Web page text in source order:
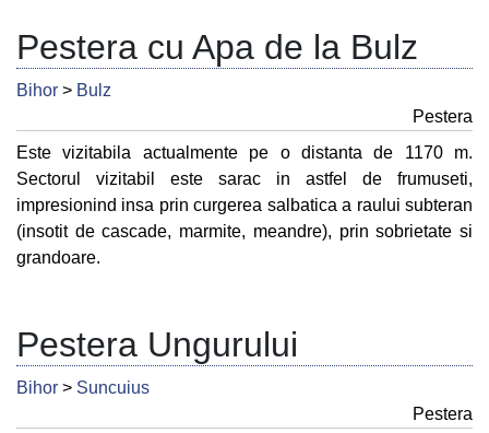
Pestera cu Apa de la Bulz
Bihor > Bulz
Pestera
Este vizitabila actualmente pe o distanta de 1170 m.
Sectorul vizitabil este sarac in astfel de frumuseti,
impresionind insa prin curgerea salbatica a raului subteran
(insotit de cascade, marmite, meandre), prin sobrietate si
grandoare.
Pestera Ungurului
Bihor > Suncuius
Pestera